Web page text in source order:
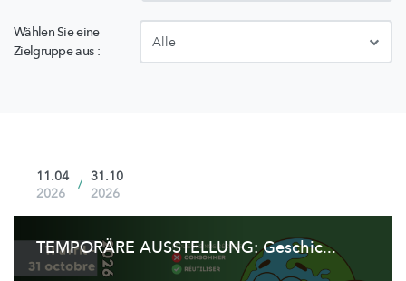
Wählen Sie eine
Zielgruppe aus :
11.04
2026
/
31.10
2026
TEMPORÄRE AUSSTELLUNG: Geschic...